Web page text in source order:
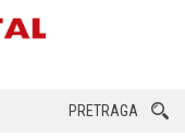
PRETRAGA